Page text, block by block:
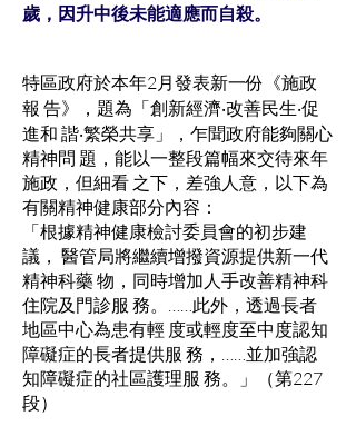
歲，因升中後未能適應而自殺。
特區政府於本年2月發表新一份《施政
報 告》，題為「創新經濟‧改善民生‧促
進和 諧‧繁榮共享」，乍聞政府能夠關心
精神問 題，能以一整段篇幅來交待來年
施政，但細看 之下，差強人意，以下為
有關精神健康部分內容：
「根據精神健康檢討委員會的初步建
議， 醫管局將繼續增撥資源提供新一代
精神科藥 物，同時增加人手改善精神科
住院及門診服 務。……此外，透過長者
地區中心為患有輕 度或輕度至中度認知
障礙症的長者提供服 務，……並加強認
知障礙症的社區護理服 務。」（第227
段）